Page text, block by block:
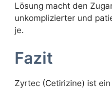
Lösung macht den
unkomplizierter und
je.
Fazit
Zyrtec (Cetirizine) ist